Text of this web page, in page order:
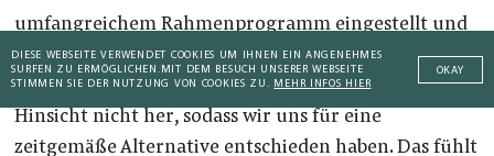
umfangreichem Rahmenprogramm eingestellt und
wollten ein tolles Event für Kund:innen und Partner
schaffen. Die aktuelle Lage gibt das aber aus vielerlei
Hinsicht nicht her, sodass wir uns für eine
zeitgemäße Alternative entschieden haben. Das fühlt
DIESE WEBSEITE VERWENDET COOKIES UM IHNEN EIN ANGENEHMES
SURFEN ZU ERMÖGLICHEN. MIT DEM BESUCH UNSERER WEBSEITE
STIMMEN SIE DER NUTZUNG VON COOKIES ZU. MEHR INFOS HIER
OKAY